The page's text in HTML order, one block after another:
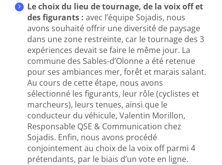
Le choix du lieu de tournage, de la voix off et
des figurants : avec l’équipe Sojadis, nous
avons souhaité offrir une diversité de paysage
dans une zone restreinte, car le tournage des 3
expériences devait se faire le même jour. La
commune des Sables-d’Olonne a été retenue
pour ses ambiances mer, forêt et marais salant.
Au cours de cette étape, nous avons
sélectionné les figurants, leur rôle (cyclistes et
marcheurs), leurs tenues, ainsi que le
conducteur du véhicule, Valentin Morillon,
Responsable QSE & Communication chez
Sojadis. Enfin, nous avons procédé
conjointement au choix de la voix off parmi 4
prétendants, par le biais d’un vote en ligne.